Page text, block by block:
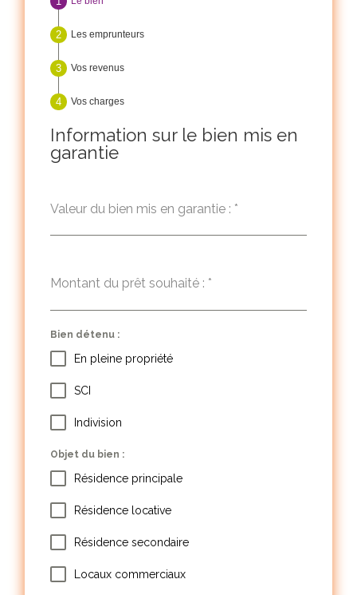
Les emprunteurs
Vos revenus
Vos charges
Information sur le bien mis en
garantie
Valeur du bien mis en garantie : *
Montant du prêt souhaité : *
Bien détenu :
En pleine propriété
SCI
Indivision
Objet du bien :
Résidence principale
Résidence locative
Résidence secondaire
Locaux commerciaux